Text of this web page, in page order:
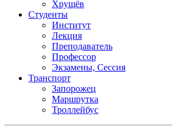
Хрущёв
Студенты
Институт
Лекция
Преподаватель
Профессор
Экзамены, Сессия
Транспорт
Запорожец
Маршрутка
Троллейбус